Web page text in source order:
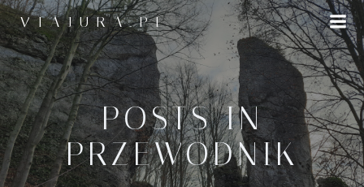
Przejdź
do
treści
VIAJURA.PL
POSTS IN
PRZEWODNIK